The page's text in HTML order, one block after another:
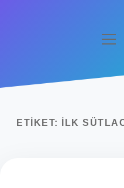
Yasal Uyarı
ETIKET: İLK